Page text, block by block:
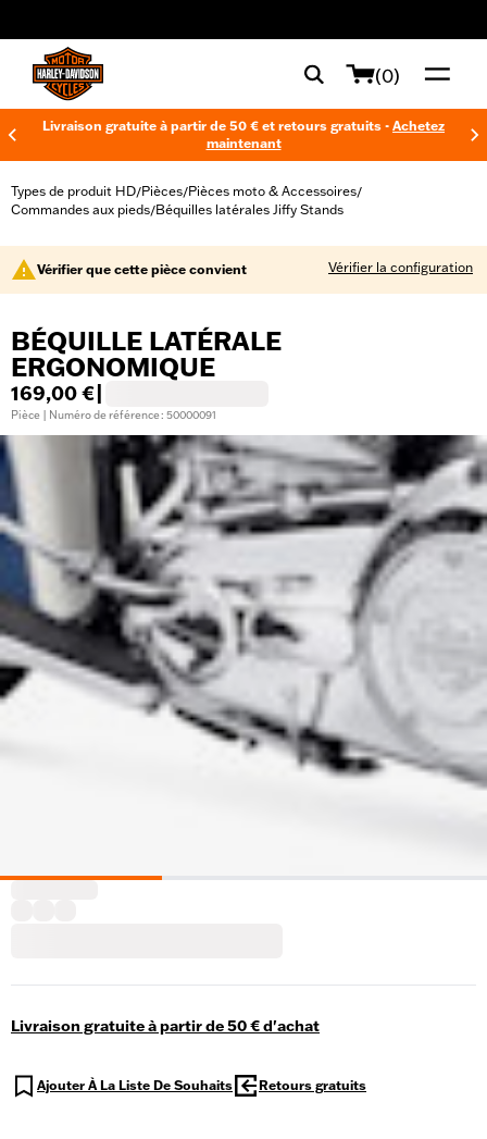
(0)
Livraison gratuite à partir de 50 € et retours gratuits - Achetez
maintenant
Types de produit HD/Pièces/Pièces moto & Accessoires/
Commandes aux pieds/Béquilles latérales Jiffy Stands
Vérifier que cette pièce convient Vérifier la configuration
BÉQUILLE LATÉRALE
ERGONOMIQUE
169,00 €
Pièce | Numéro de référence : 50000091
Livraison gratuite à partir de 50 € d'achat
Ajouter À La Liste De Souhaits Retours gratuits